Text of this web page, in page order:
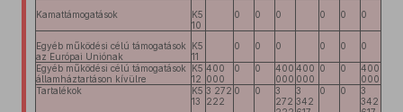
Kamattámogatások
K5
10
0 0 0 0 0 0
Egyéb működési célú támogatások
az Európai Uniónak
K5
11
0 0 0 0 0 0
Egyéb működési célú támogatások
államháztartáson kívülre
K5
12
400
000
0 0
400
000
400
000
0 0
400
000
Tartalékok
K5
13
3 272
222
0 0
3
272
3
342
0 0
3
342